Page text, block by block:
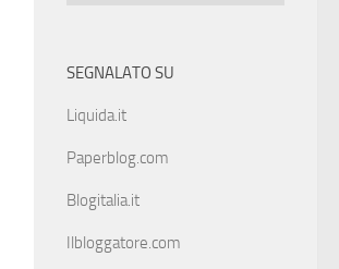
SEGNALATO SU
Liquida.it
Paperblog.com
Blogitalia.it
Ilbloggatore.com